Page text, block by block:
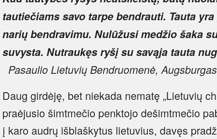
tautiečiams savo tarpe bendrauti. Tauta
narių bendravimu. Nulūžusi medžio šaka
suvysta. Nutraukęs ryšį su savąja tauta
Pasaulio Lietuvių Bendruomenė,
Daug girdėję, bet niekada nematę „Lietuvių
praėjusio šimtmečio penktojo dešimtmečio
į karo audrų išblaškytus lietuvius, davęs